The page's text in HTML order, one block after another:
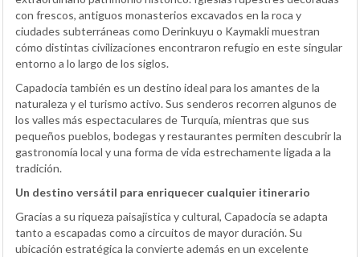
con frescos, antiguos monasterios excavados en la roca y
ciudades subterráneas como Derinkuyu o Kaymakli muestran
cómo distintas civilizaciones encontraron refugio en este singular
entorno a lo largo de los siglos.
Capadocia también es un destino ideal para los amantes de la
naturaleza y el turismo activo. Sus senderos recorren algunos de
los valles más espectaculares de Turquía, mientras que sus
pequeños pueblos, bodegas y restaurantes permiten descubrir la
gastronomía local y una forma de vida estrechamente ligada a la
tradición.
Un destino versátil para enriquecer cualquier itinerario
Gracias a su riqueza paisajística y cultural, Capadocia se adapta
tanto a escapadas como a circuitos de mayor duración. Su
ubicación estratégica la convierte además en un excelente